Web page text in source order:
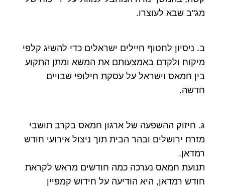
מג"ב שבא לעוצרו.
ב. ניסיון לחטוף חיילים ישראלים כדי להשיג קלפי
מיקוח ולקדם באמצעותם את המשא ומתן התקוע
בין חמאס וישראל על עסקת חילופי שבויים
חדשה.
ג. חיזוק ההשפעה של ארגון חמאס בקרב תושבי
מזרח ירושלים ובהר הבית תוך ניצול אירועי חודש
רמדאן.
תנועת חמאס נערכה כמה חודשים מראש לקראת
חודש רמדאן, היא הודיעה על חידוש קמפיין